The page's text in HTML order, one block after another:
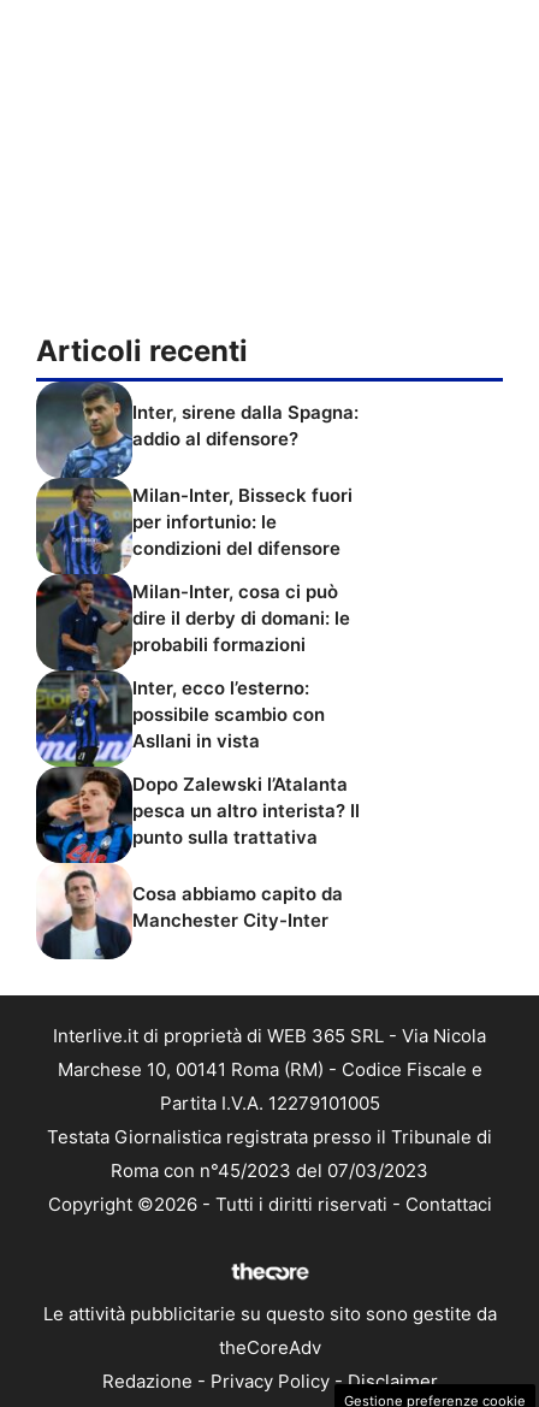
Articoli recenti
Inter, sirene dalla Spagna:
addio al difensore?
Milan-Inter, Bisseck fuori
per infortunio: le
condizioni del difensore
Milan-Inter, cosa ci può
dire il derby di domani: le
probabili formazioni
Inter, ecco l’esterno:
possibile scambio con
Asllani in vista
Dopo Zalewski l’Atalanta
pesca un altro interista? Il
punto sulla trattativa
Cosa abbiamo capito da
Manchester City-Inter
Interlive.it di proprietà di WEB 365 SRL - Via Nicola
Marchese 10, 00141 Roma (RM) - Codice Fiscale e
Partita I.V.A. 12279101005
Testata Giornalistica registrata presso il Tribunale di
Roma con n°45/2023 del 07/03/2023
Copyright ©2026 - Tutti i diritti riservati - Contattaci
Le attività pubblicitarie su questo sito sono gestite da
theCoreAdv
Redazione - Privacy Policy-Disclaimer
Gestione preferenze cookie